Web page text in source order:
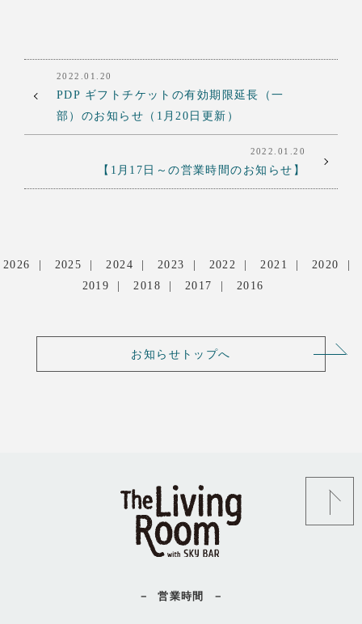
2022.01.20
PDP ギフトチケットの有効期限延長（一
部）のお知らせ（1月20日更新）
2022.01.20
【1月17日～の営業時間のお知らせ】
2026 2025 2024 2023 2022 2021
2020
2019
2018 2017 2016
お知らせトップへ
営業時間